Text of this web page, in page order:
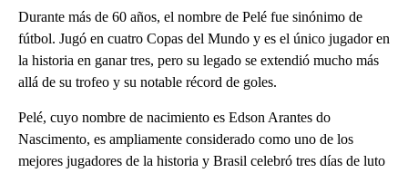
Durante más de 60 años, el nombre de Pelé fue sinónimo de
fútbol. Jugó en cuatro Copas del Mundo y es el único jugador en
la historia en ganar tres, pero su legado se extendió mucho más
allá de su trofeo y su notable récord de goles.
Pelé, cuyo nombre de nacimiento es Edson Arantes do
Nascimento, es ampliamente considerado como uno de los
mejores jugadores de la historia y Brasil celebró tres días de luto